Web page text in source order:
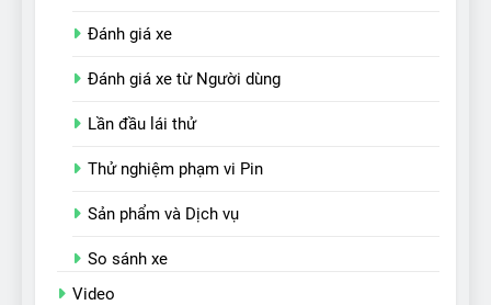
Đánh giá xe
Đánh giá xe từ Người dùng
Lần đầu lái thử
Thử nghiệm phạm vi Pin
Sản phẩm và Dịch vụ
So sánh xe
Video